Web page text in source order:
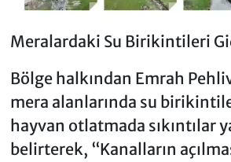
Meralardaki Su Birikintileri
Bölge halkından Emrah
mera alanlarında su
hayvan otlatmada sıkıntılar
belirterek, “Kanalların